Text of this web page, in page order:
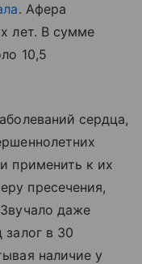
. Афера
лет. В сумме
10,5
сердца,
применить к их
пресечения,
даже
залог в 30
наличие у